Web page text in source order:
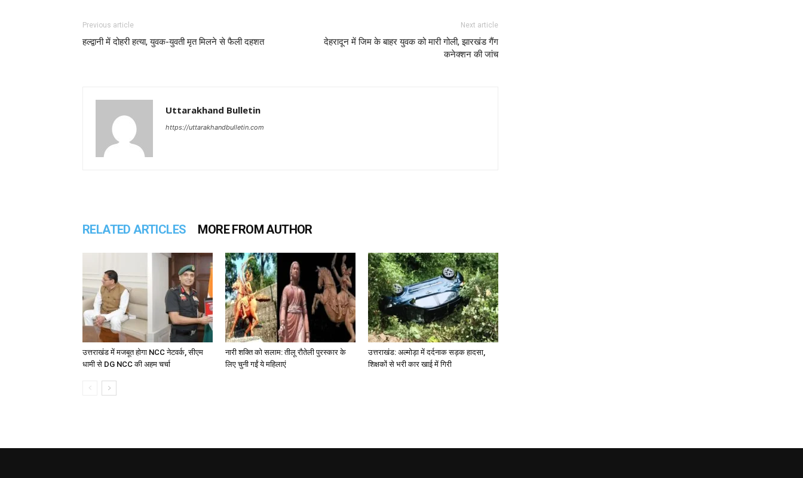
Previous article
हल्द्वानी में दोहरी हत्या, युवक-युवती मृत मिलने से फैली दहशत
Next article
देहरादून में जिम के बाहर युवक को मारी गोली, झारखंड गैंग
कनेक्शन की जांच
Uttarakhand Bulletin
https://uttarakhandbulletin.com
RELATED ARTICLES MORE FROM AUTHOR
उत्तराखंड में मजबूत होगा NCC नेटवर्क, सीएम
धामी से DG NCC की अहम चर्चा
नारी शक्ति को सलाम: तीलू रौतेली पुरस्कार के
लिए चुनी गईं ये महिलाएं
उत्तराखंड: अल्मोड़ा में दर्दनाक सड़क हादसा,
शिक्षकों से भरी कार खाई में गिरी